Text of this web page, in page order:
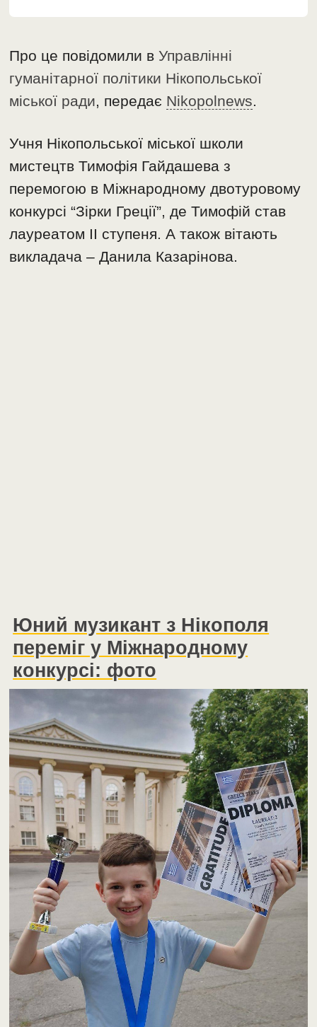
Про це повідомили вУправлінні
гуманітарної політики Нікопольської
міської ради, передає Nikopolnews.
Учня Нікопольської міської школи
мистецтв Тимофія Гайдашева з
перемогою в Міжнародному двотуровому
конкурсі “Зірки Греції”, де Тимофій став
лауреатом ІІ ступеня. А також вітають
викладача – Данила Казарінова.
Юний музикант з Нікополя
переміг у Міжнародному
конкурсі: фото